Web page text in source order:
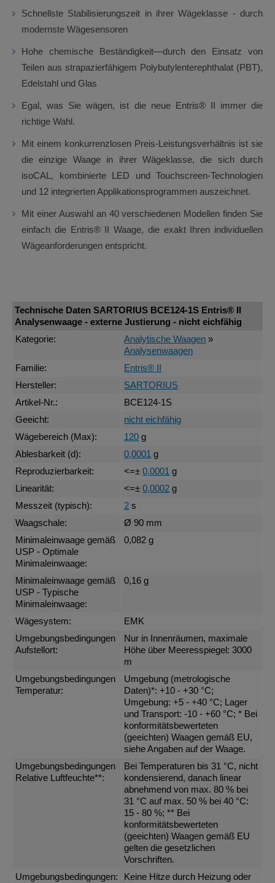
Schnellste Stabilisierungszeit in ihrer Wägeklasse - durch
modernste Wägesensoren
Hohe chemische Beständigkeit—durch den Einsatz von
Teilen aus strapazierfähigem Polybutylenterephthalat (PBT),
Edelstahl und Glas
Egal, was Sie wägen, ist die neue Entris® II immer die
richtige Wahl.
Mit einem konkurrenzlosen Preis-Leistungsverhältnis ist sie
die einzige Waage in ihrer Wägeklasse, die sich durch
isoCAL, kombinierte LED und Touchscreen-Technologien
und 12 integrierten Applikationsprogrammen auszeichnet.
Mit einer Auswahl an 40 verschiedenen Modellen finden Sie
einfach die Entris® II Waage, die exakt Ihren individuellen
Wägeanforderungen entspricht.
Technische Daten SARTORIUS BCE124-1S Entris® II
Analysenwaage - externe Justierung - nicht eichfähig
Kategorie:
Analytische Waagen »
Analysenwaagen
Familie:
Entris® II
Hersteller:
SARTORIUS
Artikel-Nr.:
BCE124-1S
Geeicht:
nicht eichfähig
Wägebereich (Max):
120 g
Ablesbarkeit (d):
0,0001 g
Reproduzierbarkeit:
<=±0,0001 g
Linearität:
<=±0,0002 g
Messzeit (typisch):
2 s
Waagschale:
Ø 90 mm
Minimaleinwaage gemäß
USP - Optimale
Minimaleinwaage:
0,082 g
Minimaleinwaage gemäß
USP - Typische
Minimaleinwaage:
0,16 g
Wägesystem:
EMK
Umgebungsbedingungen
Aufstellort:
Nur in Innenräumen, maximale
Höhe über Meeresspiegel: 3000
m
Umgebungsbedingungen
Temperatur:
Umgebung (metrologische
Daten)*: +10 - +30 °C;
Umgebung: +5 - +40 °C; Lager
und Transport: -10 - +60 °C; * Bei
konformitätsbewerteten
(geeichten) Waagen gemäß EU,
siehe Angaben auf der Waage.
Umgebungsbedingungen
Relative Luftfeuchte**:
Bei Temperaturen bis 31 °C, nicht
kondensierend, danach linear
abnehmend von max. 80 % bei
31 °C auf max. 50 % bei 40 °C:
15 - 80 %; ** Bei
konformitätsbewerteten
(geeichten) Waagen gemäß EU
gelten die gesetzlichen
Vorschriften.
Umgebungsbedingungen:
Keine Hitze durch Heizung oder